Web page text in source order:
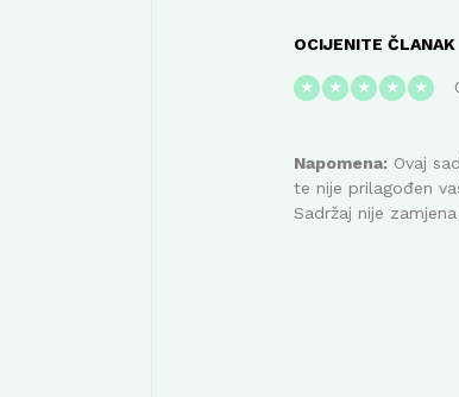
OCIJENITE ČLANAK
★ ★ ★ ★ ★
Napomena: Ovaj
te nije prilagođen
Sadržaj nije